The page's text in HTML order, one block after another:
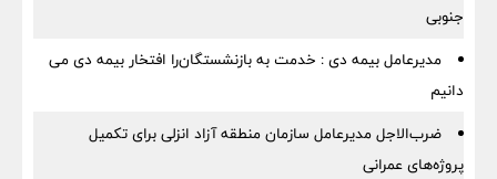
جنوبی
مدیرعامل بیمه دی : خدمت به بازنشستگان‌را افتخار بیمه دی می
دانیم
ضرب‌الاجل مدیرعامل سازمان منطقه آزاد انزلی برای تكمیل
پروژه‌های عمرانی